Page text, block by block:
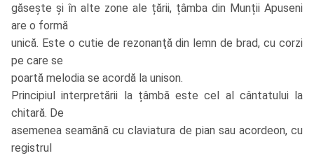
găsește și în alte zone ale țării, țâmba din Munții Apuseni
are o formă
unică. Este o cutie de rezonanţă din lemn de brad, cu corzi
pe care se
poartă melodia se acordă la unison.
Principiul interpretării la țâmbă este cel al cântatului la
chitară. De
asemenea seamănă cu claviatura de pian sau acordeon, cu
registrul